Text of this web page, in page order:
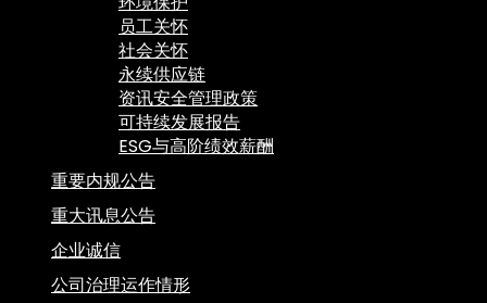
员工关怀
社会关怀
永续供应链
资讯安全管理政策
可持续发展报告
ESG与高阶绩效薪酬
重要内规公告
重大讯息公告
企业诚信
公司治理运作情形